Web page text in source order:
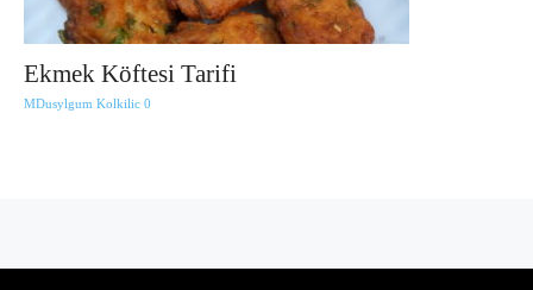
Ekmek Köftesi Tarifi
MDusylgum Kolkilic 0